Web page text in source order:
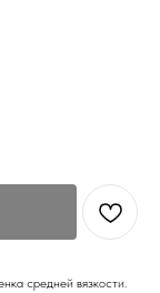
средней вязкости.